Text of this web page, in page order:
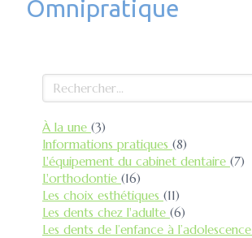
Omnipratique
Rechercher
À la une (3)
Informations pratiques (8)
L'équipement du cabinet dentaire (7)
L'orthodontie (16)
Les choix esthétiques (11)
Les dents chez l'adulte (6)
Les dents de l’enfance à l’adolescence